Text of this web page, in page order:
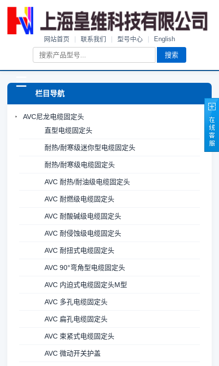
网站首页 联系我们 型号中心 English
搜索
☰
栏目导航
AVC尼龙电缆固定头
直型电缆固定头
耐热/耐寒级迷你型电缆固定头
耐热/耐寒级电缆固定头
AVC 耐热/耐油级电缆固定头
AVC 耐燃级电缆固定头
AVC 耐酸碱级电缆固定头
AVC 耐侵蚀级电缆固定头
AVC 耐扭式电缆固定头
AVC 90°弯角型电缆固定头
AVC 内迫式电缆固定头M型
AVC 多孔电缆固定头
AVC 扁孔电缆固定头
AVC 束紧式电缆固定头
AVC 微动开关护盖